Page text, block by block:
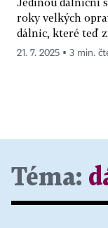
roky velkých
dálnic, které teď
21. 7. 2025 ▪ 3 min.
Téma: